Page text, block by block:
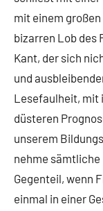
mit einem
bizarren Lob des
Kant, der sich
und
Lesefaulheit, mit
düsteren
unserem
nehme sämtliche
Gegenteil, wenn
einmal in einer